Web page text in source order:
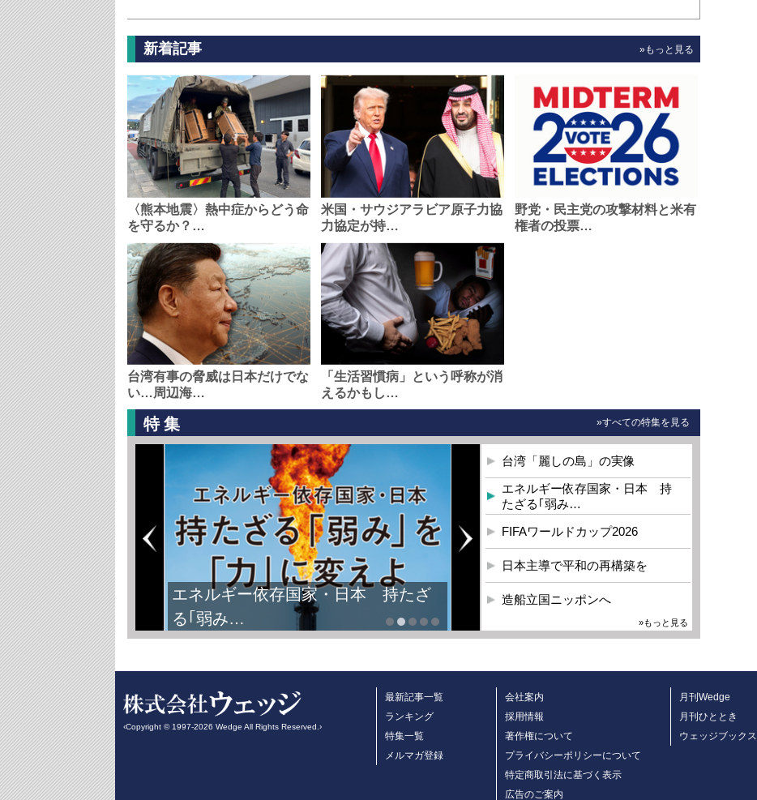
新着記事 »もっと見る
〈熊本地震〉熱中症からどう命
を守るか？…
米国・サウジアラビア原子力協
力協定が持…
野党・民主党の攻撃材料と米有
権者の投票…
台湾有事の脅威は日本だけでな
い…周辺海…
「生活習慣病」という呼称が消
えるかもし…
特集 »すべての特集を見る
エネルギー依存国家・日本 持たざ
る｢弱み…
台湾「麗しの島」の実像
エネルギー依存国家・日本 持
たざる｢弱み…
FIFAワールドカップ2026
日本主導で平和の再構築を
造船立国ニッポンへ
»もっと見る
‹Copyright © 1997-2026 Wedge All Rights Reserved.›
最新記事一覧
ランキング
特集一覧
メルマガ登録
会社案内
採用情報
著作権について
プライバシーポリシーについて
特定商取引法に基づく表示
広告のご案内
月刊Wedge
月刊ひととき
ウェッジブックス